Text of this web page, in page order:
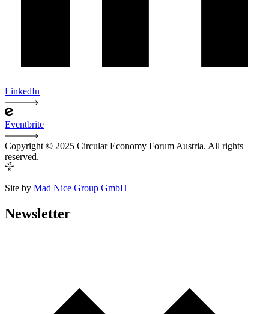
LinkedIn
Eventbrite
Copyright © 2025 Circular Economy Forum Austria. All rights
reserved.
Site by Mad Nice Group GmbH
Newsletter